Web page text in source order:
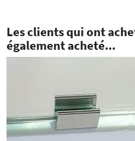
Les clients qui ont
également acheté...